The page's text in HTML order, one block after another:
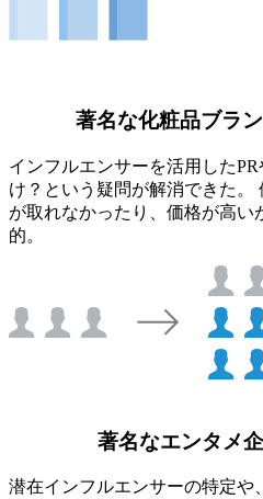
著名な化粧品ブラ
インフルエンサーを活用した
け？という疑問が解消できた。
が取れなかったり、価格が高い
的。
著名なエンタメ
潜在インフルエンサーの特定や